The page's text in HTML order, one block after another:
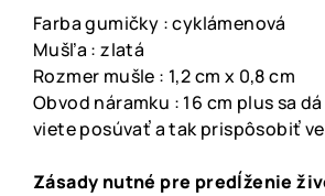
Farba gumičky : cyklámenová
Mušľa : zlatá
Rozmer mušle : 1,2 cm x 0,8 cm
Obvod náramku : 16 cm plus sa
viete posúvať a tak prispôsobiť
Zásady nutné pre predĺženie